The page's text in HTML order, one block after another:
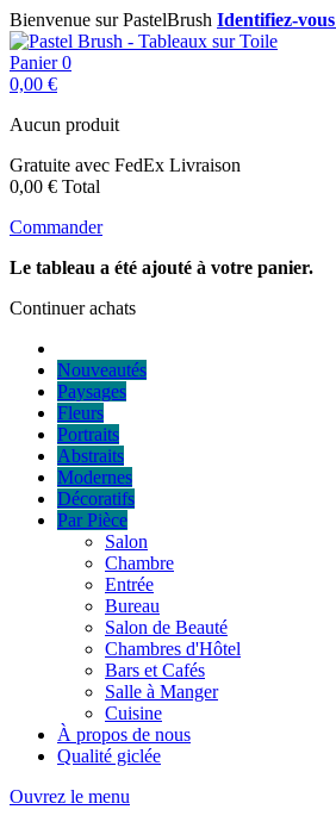
Bienvenue sur PastelBrush Identifiez-vous
Panier 0
0,00 €
Aucun produit
Gratuite avec FedEx Livraison
0,00 € Total
Commander
Le tableau a été ajouté à votre panier.
Continuer achats
Nouveautés
Paysages
Fleurs
Portraits
Abstraits
Modernes
Décoratifs
Par Pièce
Salon
Chambre
Entrée
Bureau
Salon de Beauté
Chambres d'Hôtel
Bars et Cafés
Salle à Manger
Cuisine
À propos de nous
Qualité giclée
Ouvrez le menu